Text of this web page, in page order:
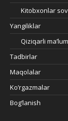
Kitobxonlar
Yangiliklar
Qiziqarli
Tadbirlar
Maqolalar
Ko’rgazmalar
Bog’lanish